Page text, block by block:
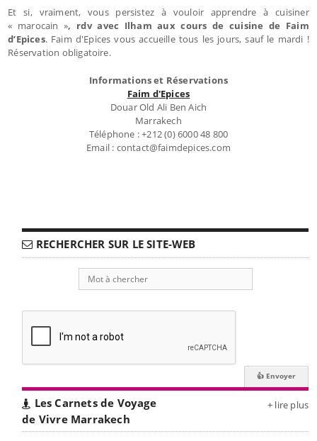
Et si, vraiment, vous persistez à vouloir apprendre à cuisiner
« marocain », rdv avec Ilham aux cours de cuisine de Faim
d’Epices. Faim d'Epices vous accueille tous les jours, sauf le mardi !
Réservation obligatoire.
Informations et Réservations
Faim d'Epices
Douar Old Ali Ben Aich
Marrakech
Téléphone : +212 (0) 6000 48 800
Email : contact@faimdepices.com
RECHERCHER SUR LE SITE-WEB
Les Carnets de Voyage
de Vivre Marrakech
+ lire plus